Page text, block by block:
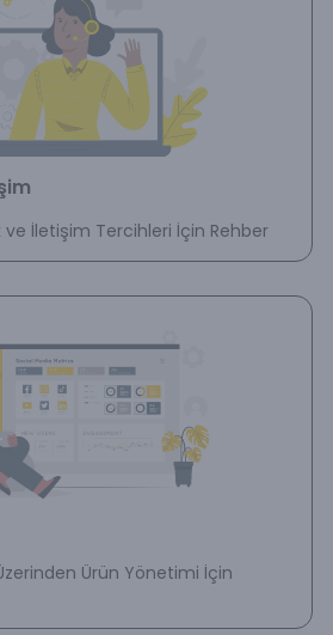
ve İletişim Tercihleri İçin Rehber
Ürün Yönetimi İçin